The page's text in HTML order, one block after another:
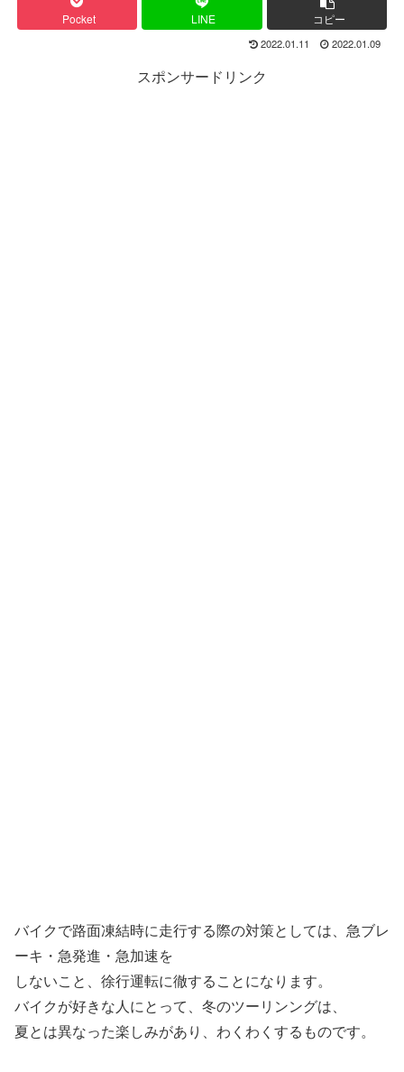
Pocket LINE コピー
2022.01.11 2022.01.09
スポンサードリンク
バイクで路面凍結時に走行する際の対策としては、急ブレ
ーキ・急発進・急加速を
しないこと、徐行運転に徹することになります。
バイクが好きな人にとって、冬のツーリンングは、
夏とは異なった楽しみがあり、わくわくするものです。